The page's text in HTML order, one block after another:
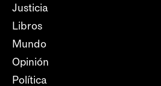
Justicia
Libros
Mundo
Opinión
Política